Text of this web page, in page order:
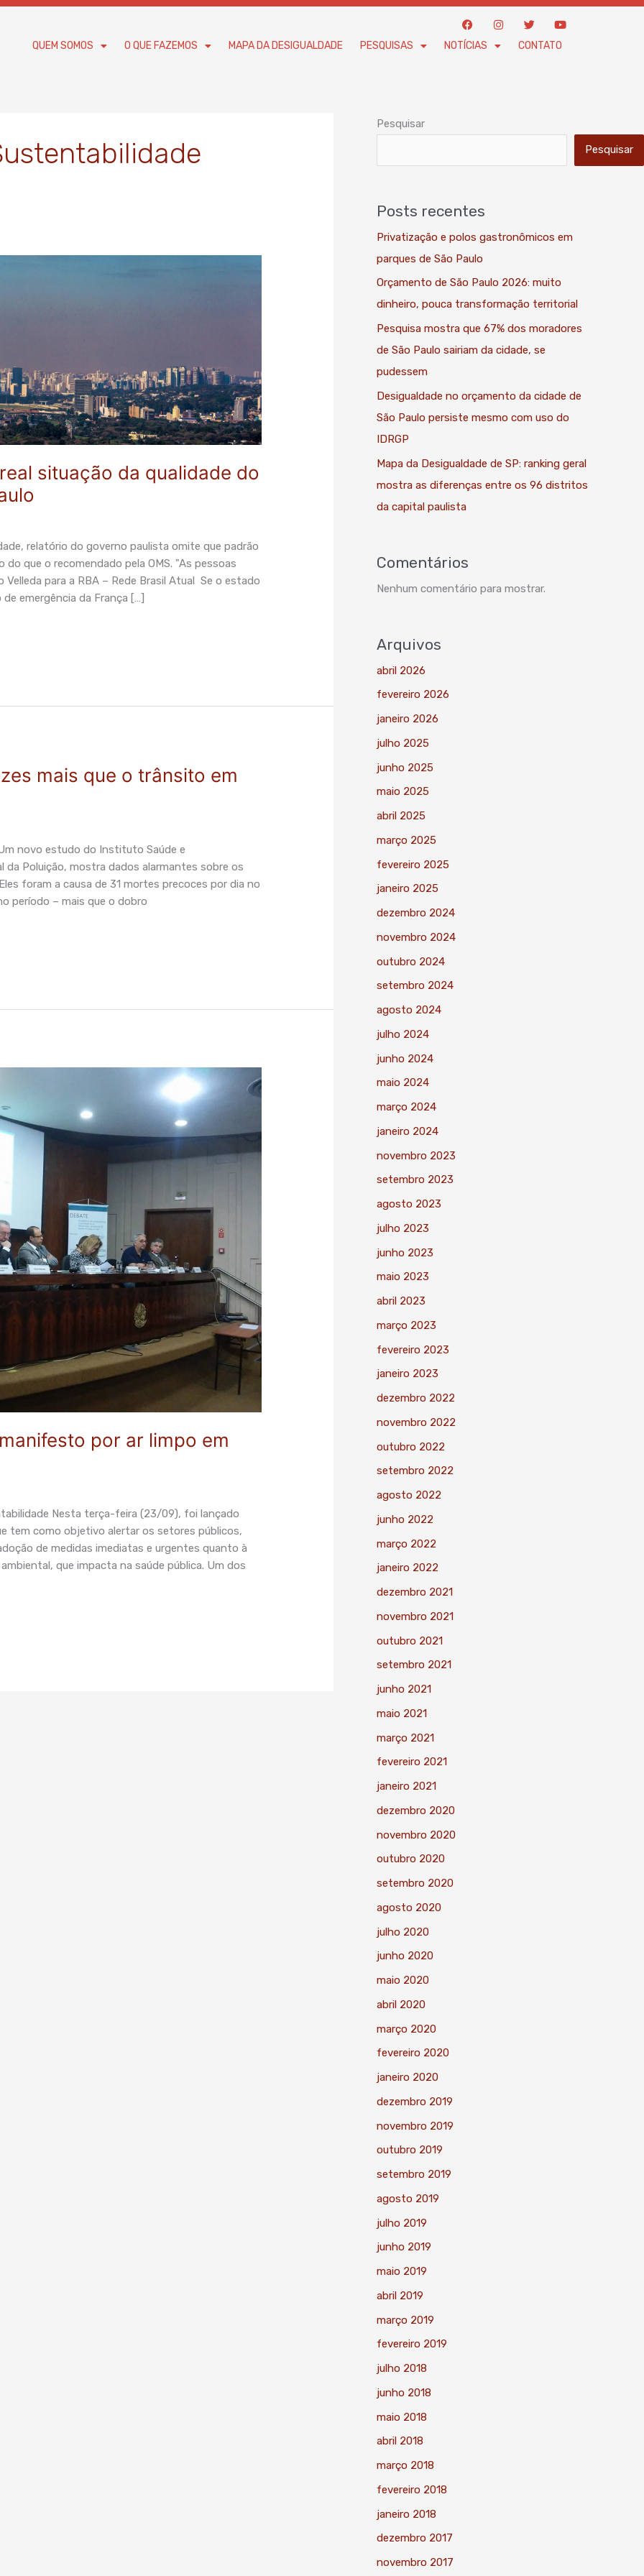
F
a
c
e
I
n
t
T
w
i
t
Y
o
u
t
QUEM SOMOS O QUE FAZEMOS MAPA DA DESIGUALDADE PESQUISAS NOTÍCIAS CONTATO
situação da qualidade do
relatório do governo paulista omite que padrão
que o recomendado pela OMS. "As pessoas
para a RBA – Rede Brasil Atual Se o estado
emergência da França […]
mais que o trânsito em
novo estudo do Instituto Saúde e
da Poluição, mostra dados alarmantes sobre os
foram a causa de 31 mortes precoces por dia no
período – mais que o dobro
por ar limpo em
Nesta terça-feira (23/09), foi lançado
tem como objetivo alertar os setores públicos,
de medidas imediatas e urgentes quanto à
que impacta na saúde pública. Um dos
Pesquisar
Pesquisar
Posts recentes
Privatização e polos gastronômicos em
parques de São Paulo
Orçamento de São Paulo 2026: muito
dinheiro, pouca transformação territorial
Pesquisa mostra que 67% dos moradores
de São Paulo sairiam da cidade, se
pudessem
Desigualdade no orçamento da cidade de
São Paulo persiste mesmo com uso do
IDRGP
Mapa da Desigualdade de SP: ranking geral
mostra as diferenças entre os 96 distritos
da capital paulista
Comentários
Nenhum comentário para mostrar.
Arquivos
abril 2026
fevereiro 2026
janeiro 2026
julho 2025
junho 2025
maio 2025
abril 2025
março 2025
fevereiro 2025
janeiro 2025
dezembro 2024
novembro 2024
outubro 2024
setembro 2024
agosto 2024
julho 2024
junho 2024
maio 2024
março 2024
janeiro 2024
novembro 2023
setembro 2023
agosto 2023
julho 2023
junho 2023
maio 2023
abril 2023
março 2023
fevereiro 2023
janeiro 2023
dezembro 2022
novembro 2022
outubro 2022
setembro 2022
agosto 2022
junho 2022
março 2022
janeiro 2022
dezembro 2021
novembro 2021
outubro 2021
setembro 2021
junho 2021
maio 2021
março 2021
fevereiro 2021
janeiro 2021
dezembro 2020
novembro 2020
outubro 2020
setembro 2020
agosto 2020
julho 2020
junho 2020
maio 2020
abril 2020
março 2020
fevereiro 2020
janeiro 2020
dezembro 2019
novembro 2019
outubro 2019
setembro 2019
agosto 2019
julho 2019
junho 2019
maio 2019
abril 2019
março 2019
fevereiro 2019
julho 2018
junho 2018
maio 2018
abril 2018
março 2018
fevereiro 2018
janeiro 2018
dezembro 2017
novembro 2017